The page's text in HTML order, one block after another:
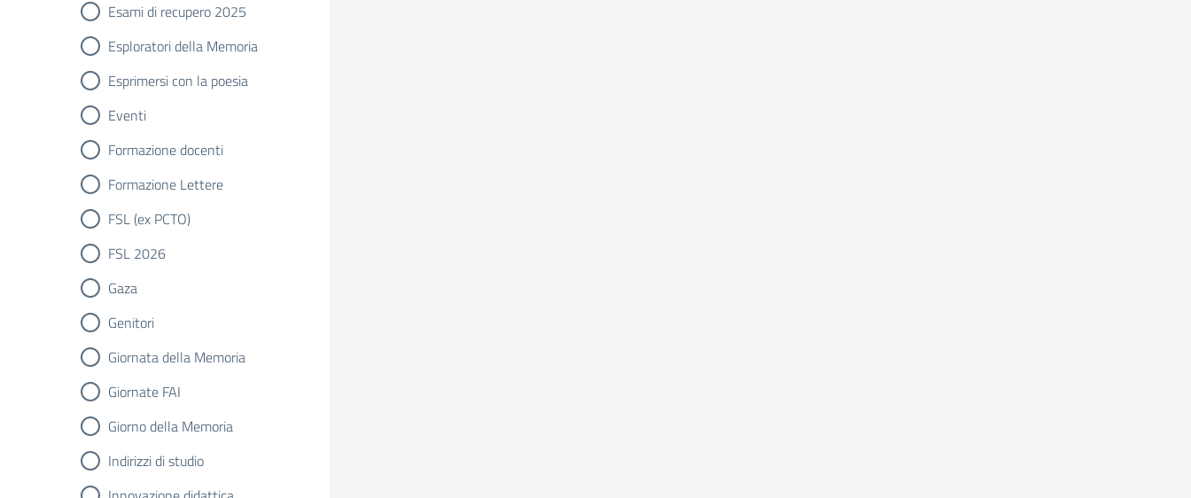
Esami di recupero 2025
Esploratori della Memoria
Esprimersi con la poesia
Eventi
Formazione docenti
Formazione Lettere
FSL (ex PCTO)
FSL 2026
Gaza
Genitori
Giornata della Memoria
Giornate FAI
Giorno della Memoria
Indirizzi di studio